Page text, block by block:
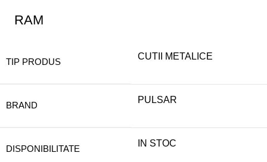
RAM
TIP PRODUS
CUTII METALICE
BRAND
PULSAR
DISPONIBILITATE
IN STOC